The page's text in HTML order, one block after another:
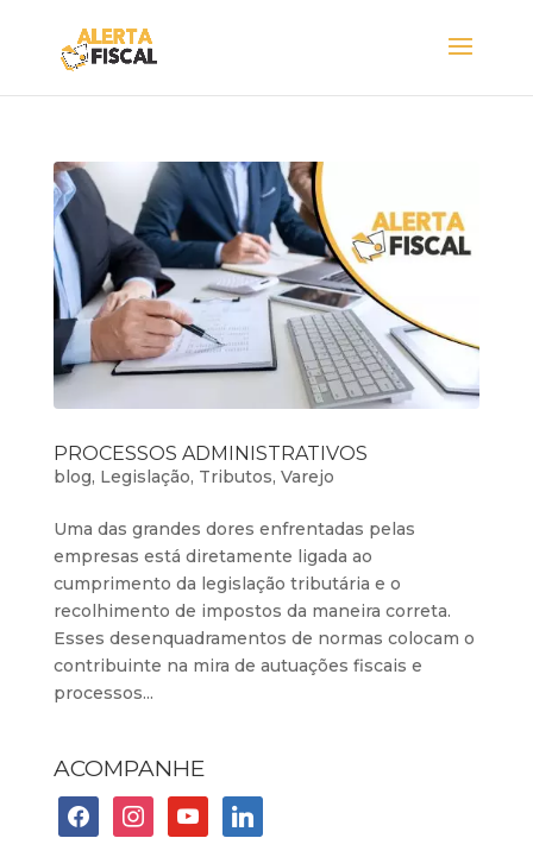
PROCESSOS ADMINISTRATIVOS
blog, Legislação, Tributos, Varejo
Uma das grandes dores enfrentadas pelas
empresas está diretamente ligada ao
cumprimento da legislação tributária e o
recolhimento de impostos da maneira correta.
Esses desenquadramentos de normas colocam o
contribuinte na mira de autuações fiscais e
processos...
ACOMPANHE
facebookinstagramyoutubelinkedin